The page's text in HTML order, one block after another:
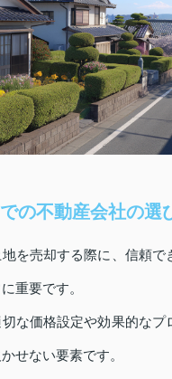
の不動産会社の選
を売却する際に、信頼で
重要です。
な価格設定や効果的なプ
せない要素です。